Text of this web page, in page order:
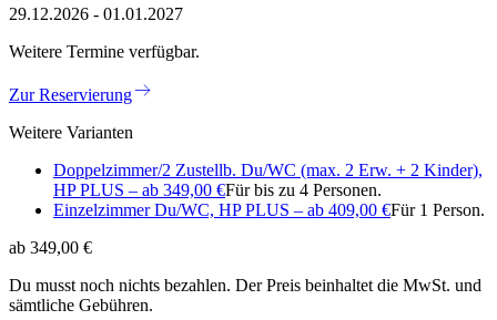
29.12.2026 - 01.01.2027
Weitere Termine verfügbar.
Zur Reservierung
Weitere Varianten
Doppelzimmer/2 Zustellb. Du/WC (max. 2 Erw. + 2 Kinder),
HP PLUS – ab 349,00 €Für bis zu 4 Personen.
Einzelzimmer Du/WC, HP PLUS – ab 409,00 €Für 1 Person.
ab 349,00 €
Du musst noch nichts bezahlen. Der Preis beinhaltet die MwSt. und
sämtliche Gebühren.